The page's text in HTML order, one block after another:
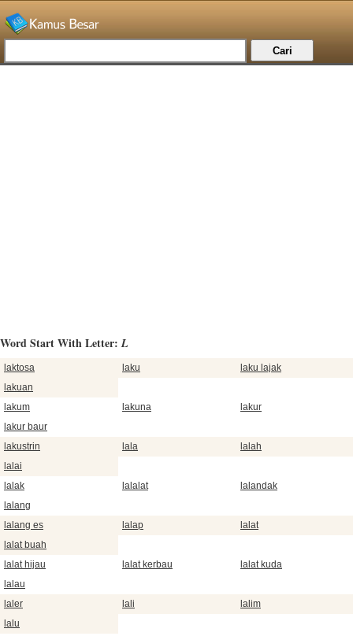
Word Start With Letter:L
laktosa laku
laku lajak
lakuan
lakum
lakuna
lakur
lakur baur
lakustrin
lala
lalah
lalai
lalak
lalalat
lalandak
lalang
lalang es
lalap
lalat
lalat buah
lalat hijau
lalat kerbau
lalat kuda
lalau
laler
lali
lalim
lalu